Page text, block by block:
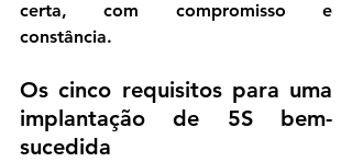
certa, com compromisso e
constância.
Os cinco requisitos para uma
implantação de 5S bem-
sucedida